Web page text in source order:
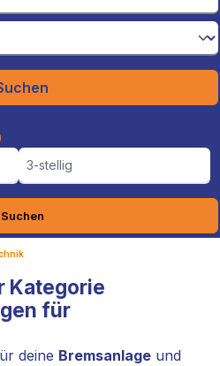
3-stellig
Suchen
Kategorie
für
deine Bremsanlageund